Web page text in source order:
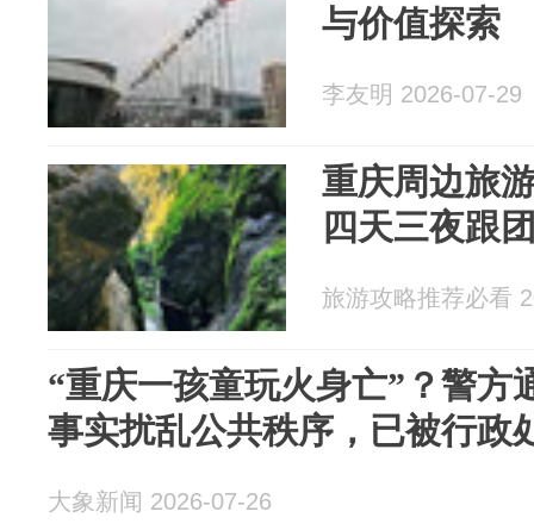
与价值探索
李友明 2026-07-29
重庆周边旅
四天三夜跟
旅游攻略推荐必看
“重庆一孩童玩火身亡”？警方
事实扰乱公共秩序，已被行政
大象新闻 2026-07-26